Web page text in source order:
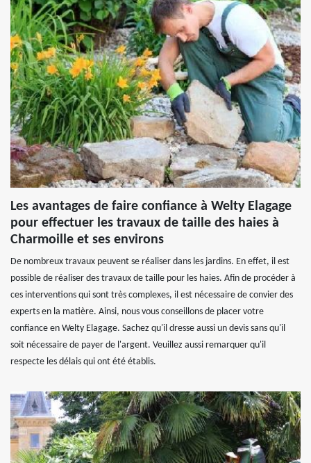
Les avantages de faire confiance à Welty Elagage
pour effectuer les travaux de taille des haies à
Charmoille et ses environs
De nombreux travaux peuvent se réaliser dans les jardins. En effet, il est
possible de réaliser des travaux de taille pour les haies. Afin de procéder à
ces interventions qui sont très complexes, il est nécessaire de convier des
experts en la matière. Ainsi, nous vous conseillons de placer votre
confiance en Welty Elagage. Sachez qu'il dresse aussi un devis sans qu'il
soit nécessaire de payer de l'argent. Veuillez aussi remarquer qu'il
respecte les délais qui ont été établis.